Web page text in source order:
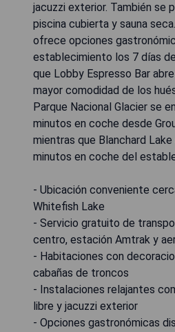
jacuzzi exterior. También se
piscina cubierta y sauna
ofrece opciones
establecimiento los 7 días
que Lobby Espresso Bar
mayor comodidad de los
Parque Nacional Glacier se
minutos en coche desde
mientras que Blanchard
minutos en coche del
- Ubicación conveniente
Whitefish Lake
- Servicio gratuito de
centro, estación Amtrak y
- Habitaciones con
cabañas de troncos
- Instalaciones relajantes
libre y jacuzzi exterior
- Opciones gastronómicas